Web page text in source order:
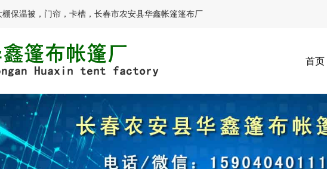
保温被，门帘，卡槽，长春市农安县华鑫帐篷篷布厂
首页